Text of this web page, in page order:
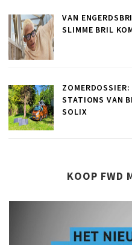
VAN
SLIMME BRIL
STATIONS VAN
SOLIX
KOOP FWD